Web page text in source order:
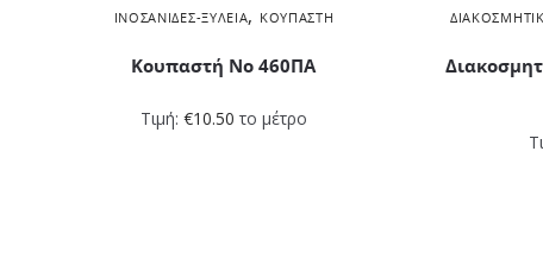
ΙΝΟΣΑΝΊΔΕΣ-ΞΥΛΕΊΑ, ΚΟΥΠΑΣΤΉ
Κουπαστή Νο 460ΠΑ
Τιμή: €10.50 το μέτρο